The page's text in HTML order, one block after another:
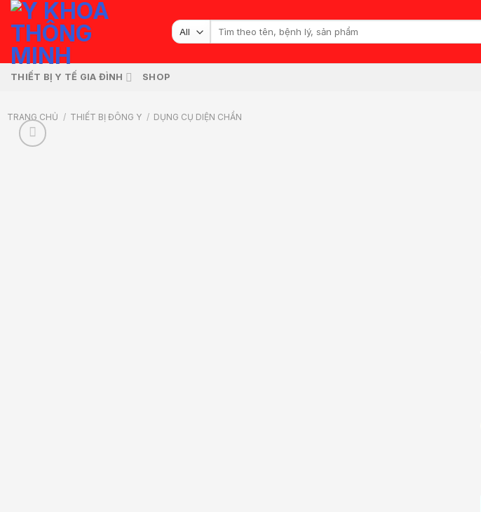
Skip
content
Tìm
THIẾT BỊ Y TẾ GIA ĐÌNH SHOP
TRANG CHỦ / THIẾT BỊ ĐÔNG Y / DỤNG CỤ DIỆN CHẨN